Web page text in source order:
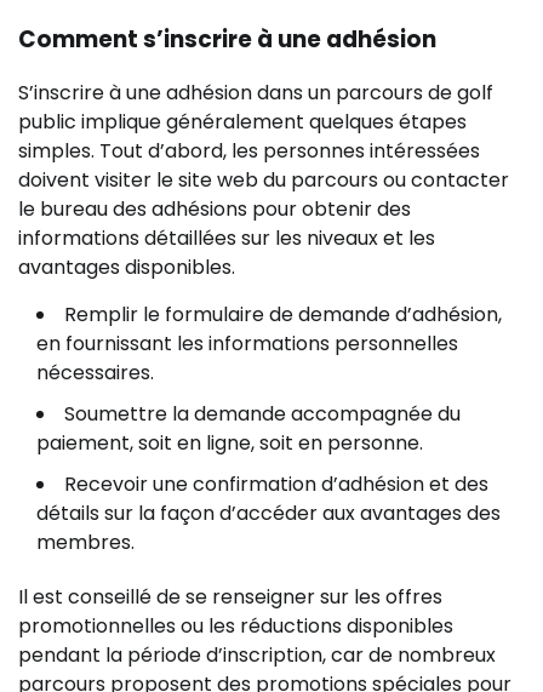
Comment s’inscrire à une adhésion
S’inscrire à une adhésion dans un parcours de golf
public implique généralement quelques étapes
simples. Tout d’abord, les personnes intéressées
doivent visiter le site web du parcours ou contacter
le bureau des adhésions pour obtenir des
informations détaillées sur les niveaux et les
avantages disponibles.
Remplir le formulaire de demande d’adhésion,
en fournissant les informations personnelles
nécessaires.
Soumettre la demande accompagnée du
paiement, soit en ligne, soit en personne.
Recevoir une confirmation d’adhésion et des
détails sur la façon d’accéder aux avantages des
membres.
Il est conseillé de se renseigner sur les offres
promotionnelles ou les réductions disponibles
pendant la période d’inscription, car de nombreux
parcours proposent des promotions spéciales pour